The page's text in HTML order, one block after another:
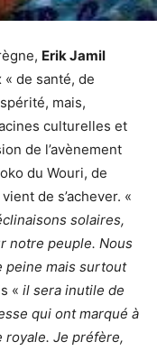
Erik Jamil
de santé, de
mais,
culturelles et
de l’avènement
du Wouri, de
de s’achever. «
solaires,
notre peuple. Nous
peine mais surtout
« il sera inutile de
qui ont marqué à
royale. Je préfère,